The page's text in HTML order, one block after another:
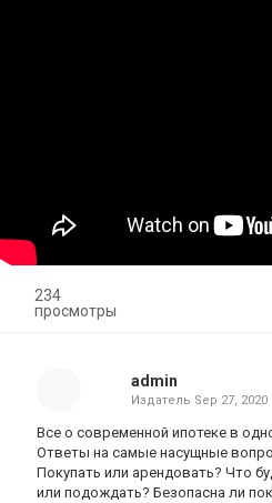
234
просмотры
admin
Издатель Sep 27, 2020
Все о современной ипотеке в
Ответы на самые насущные
Покупать или арендовать? Что
или подождать? Безопасна ли